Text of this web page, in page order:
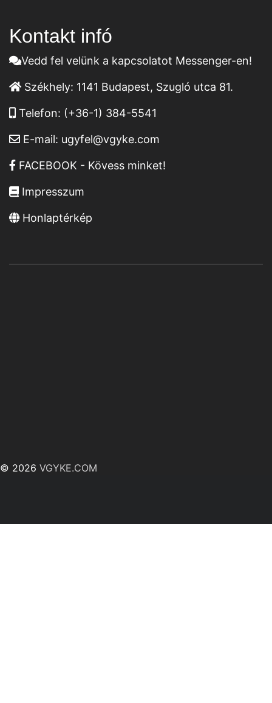
Kontakt infó
Vedd fel velünk a kapcsolatot Messenger-en!
Székhely: 1141 Budapest, Szugló utca 81.
Telefon: (+36-1) 384-5541
E-mail: ugyfel@vgyke.com
FACEBOOK - Kövess minket!
Impresszum
Honlaptérkép
© 2026 VGYKE.COM